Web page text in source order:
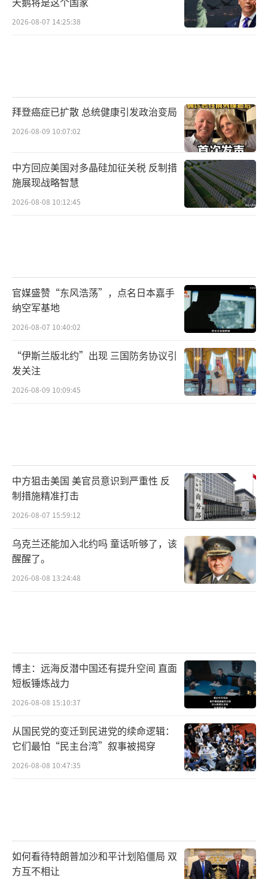
2026-08-07 14:25:38
拜登癌症已扩散 总统健康引发政治变局
2026-08-09 10:07:02
中方回应美国对多晶硅加征关税 反制措
施展现战略智慧
2026-08-08 10:12:45
官媒盛赞“东风浩荡”，点名日本嘉手
纳空军基地
2026-08-07 10:40:02
“伊斯兰版北约”出现 三国防务协议引
发关注
2026-08-09 10:09:45
中方狙击美国 美官员意识到严重性 反
制措施精准打击
2026-08-07 15:59:12
乌克兰还能加入北约吗 童话听够了，该
醒醒了。
2026-08-08 13:24:48
博主：远海反潜中国还有提升空间 直面
短板锤炼战力
2026-08-08 15:10:37
从国民党的变迁到民进党的续命逻辑：
它们最怕“民主台湾”叙事被揭穿
2026-08-08 10:47:35
如何看待特朗普加沙和平计划陷僵局 双
方互不相让